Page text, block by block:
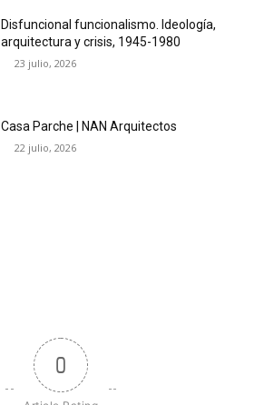
Disfuncional funcionalismo. Ideología,
arquitectura y crisis, 1945-1980
23 julio, 2026
Casa Parche | NAN Arquitectos
22 julio, 2026
0